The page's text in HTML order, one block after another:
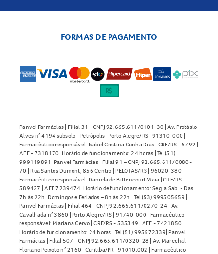
FORMAS DE PAGAMENTO
Panvel Farmácias | Filial 31 - CNPJ 92.665.611/0101-30 | Av. Protásio
Alves n° 4194 subsolo - Petrópolis | Porto Alegre/RS | 91310-000 |
Farmacêutico responsável: Isabel Cristina Cunha Dias | CRF/RS - 6792 |
AFE - 7318170 |Horário de funcionamento: 24 horas | Tel (51)
999119891| Panvel Farmácias | Filial 91 – CNPJ 92.665.611/0080-
70 | Rua Santos Dumont, 856 Centro | PELOTAS/RS | 96020-380 |
Farmacêutico responsável: Daniela de Bittencourt Maia | CRF/RS -
589427 | AFE 7239474 |Horário de funcionamento: Seg. a Sab. - Das
7h às 22h. Domingos e Feriados – 8h às 22h | Tel (53) 999505659 |
Panvel Farmácias | Filial 464 - CNPJ 92.665.611/0270-24 | Av.
Cavalhada n° 3860 | Porto Alegre/RS | 91740-000 | Farmacêutico
responsável: Mariana Cervo | CRF/RS - 535349 | AFE - 7421850 |
Horário de funcionamento: 24 horas | Tel (51) 995672339| Panvel
Farmácias | Filial 507 - CNPJ 92.665.611/0320-28 | Av. Marechal
Floriano Peixoto n° 2160 | Curitiba/PR | 91010.002 | Farmacêutico